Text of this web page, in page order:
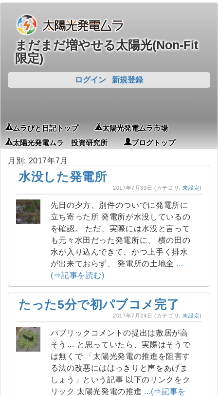
まだまだ増やせる太陽光(Non-Fit
限定)
ログイン 新規登録
ムラびと日記トップ
太陽光発電ムラ市場
太陽光発電ムラ 投資研究所
ブログトップ
月別: 2017年7月
水没した発電所
2017年7月30日 (カテゴリ:未設定)
先日の夕方、別件のついでに発電所に
立ち寄った所 発電所が水没しているの
を確認。 ただ、実際には水没と言って
も元々水田だった発電所に、 横の田の
水が入り込んできて、かつ上手く排水
が出来ておらず、 発電所の土地全 ...
(⇒記事を読む)
たった5分で初パブコメ完了
2017年7月24日 (カテゴリ:未設定)
パブリックコメントの提出は敷居が高
そう… と思っていたら、実際はそうで
は無くで 「太陽光発電の推進を阻害す
る法の改悪にははっきりと声をあげま
しょう」という記事 以下のリンクをク
リック 太陽光発電の推進 ...(⇒記事を